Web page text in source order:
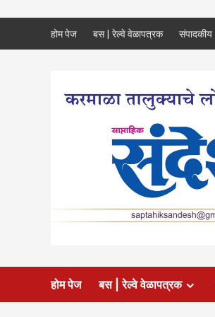
होम पेज बस | रेल्वे वेळापत्रक संपादकीय
होम पेज बस | रेल्वे वेळापत्रक